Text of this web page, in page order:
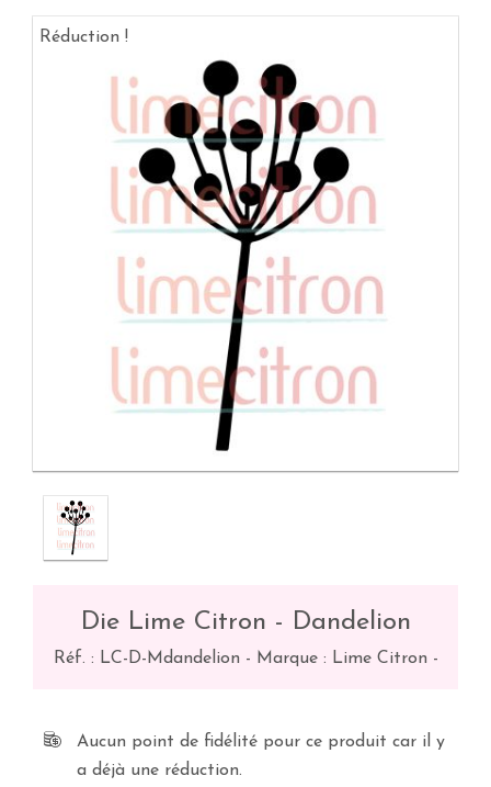
Réduction !
Die Lime Citron - Dandelion
Réf. : LC-D-Mdandelion- Marque : Lime Citron -
Aucun point de fidélité pour ce produit car il y
a déjà une réduction.